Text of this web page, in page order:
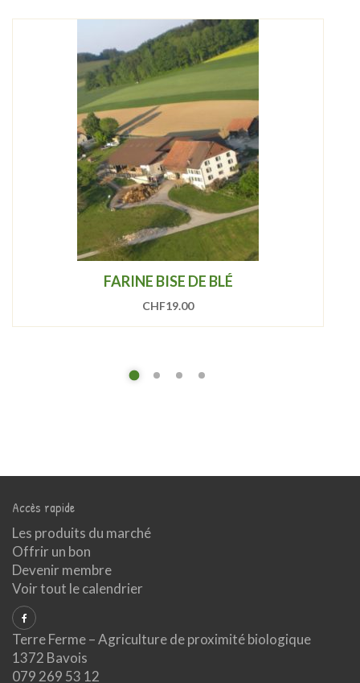
FARINE BISE DE BLÉ
CHF19.00
Accès rapide
Les produits du marché
Offrir un bon
Devenir membre
Voir tout le calendrier
Terre Ferme – Agriculture de proximité biologique
1372 Bavois
079 269 53 12